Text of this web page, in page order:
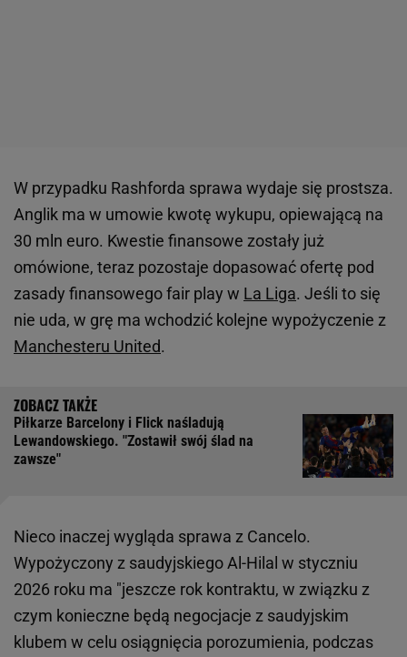
W przypadku Rashforda sprawa wydaje się prostsza.
Anglik ma w umowie kwotę wykupu, opiewającą na
30 mln euro. Kwestie finansowe zostały już
omówione, teraz pozostaje dopasować ofertę pod
zasady finansowego fair play w La Liga. Jeśli to się
nie uda, w grę ma wchodzić kolejne wypożyczenie z
Manchesteru United.
Piłkarze Barcelony i Flick naśladują
Lewandowskiego. "Zostawił swój ślad na
zawsze"
Nieco inaczej wygląda sprawa z Cancelo.
Wypożyczony z saudyjskiego Al-Hilal w styczniu
2026 roku ma "jeszcze rok kontraktu, w związku z
czym konieczne będą negocjacje z saudyjskim
klubem w celu osiągnięcia porozumienia, podczas